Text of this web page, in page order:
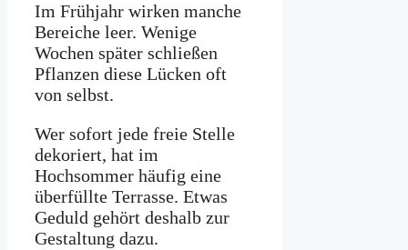
Im Frühjahr wirken manche
Bereiche leer. Wenige
Wochen später schließen
Pflanzen diese Lücken oft
von selbst.
Wer sofort jede freie Stelle
dekoriert, hat im
Hochsommer häufig eine
überfüllte Terrasse. Etwas
Geduld gehört deshalb zur
Gestaltung dazu.